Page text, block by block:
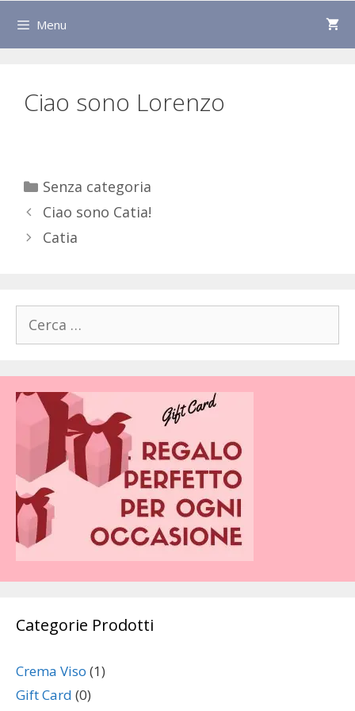
Menu
Ciao sono Lorenzo
Categorie
Senza categoria
Ciao sono Catia!
Catia
per:
Categorie Prodotti
Crema Viso (1)
Gift Card (0)